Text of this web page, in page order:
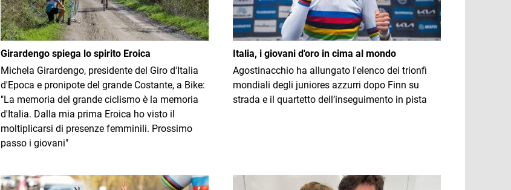
Girardengo spiega lo spirito Eroica
Michela Girardengo, presidente del Giro d'Italia
d'Epoca e pronipote del grande Costante, a Bike:
"La memoria del grande ciclismo è la memoria
d'Italia. Dalla mia prima Eroica ho visto il
moltiplicarsi di presenze femminili. Prossimo
passo i giovani"
Italia, i giovani d'oro in cima al mondo
Agostinacchio ha allungato l'elenco dei trionfi
mondiali degli juniores azzurri dopo Finn su
strada e il quartetto dell’inseguimento in pista
Immagine Immagine